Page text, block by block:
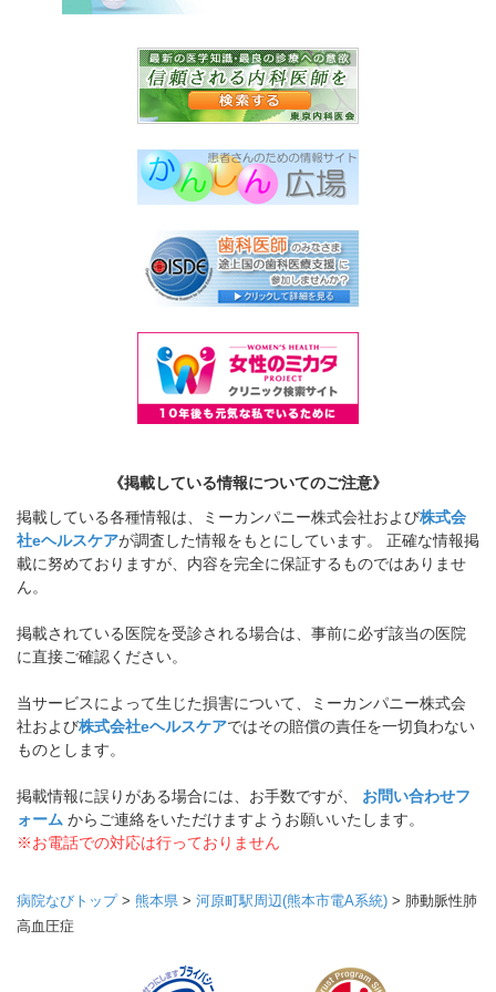
《掲載している情報についてのご注意》
掲載している各種情報は、ミーカンパニー株式会社および株式会
社eヘルスケアが調査した情報をもとにしています。 正確な情報掲
載に努めておりますが、内容を完全に保証するものではありませ
ん。
掲載されている医院を受診される場合は、事前に必ず該当の医院
に直接ご確認ください。
当サービスによって生じた損害について、ミーカンパニー株式会
社および株式会社eヘルスケアではその賠償の責任を一切負わない
ものとします。
掲載情報に誤りがある場合には、お手数ですが、 お問い合わせフ
ォーム からご連絡をいただけますようお願いいたします。
※お電話での対応は行っておりません
病院なびトップ> 熊本県 > 河原町駅周辺(熊本市電A系統) > 肺動脈性肺
高血圧症